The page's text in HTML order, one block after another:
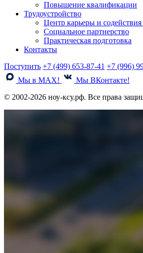
Повышение квалификации
Трудоустройство
Центр карьеры и
Социальное партнерство
Практическая подготовка
Контакты
Поступить +7 (499) 653-87-41 +7 (996)
Мы в MAX!
Мы ВКонтакте!
© 2002-2026 ноу-ксу.рф. Все права